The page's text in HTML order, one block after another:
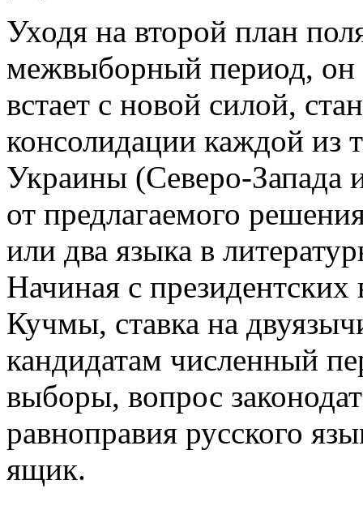
Уходя на второй план
межвыборный период,
встает с новой силой,
консолидации каждой из
Украины (Северо-Запада
от предлагаемого
или два языка в
Начиная с
Кучмы, ставка на
кандидатам численный
выборы, вопрос
равноправия русского
ящик.